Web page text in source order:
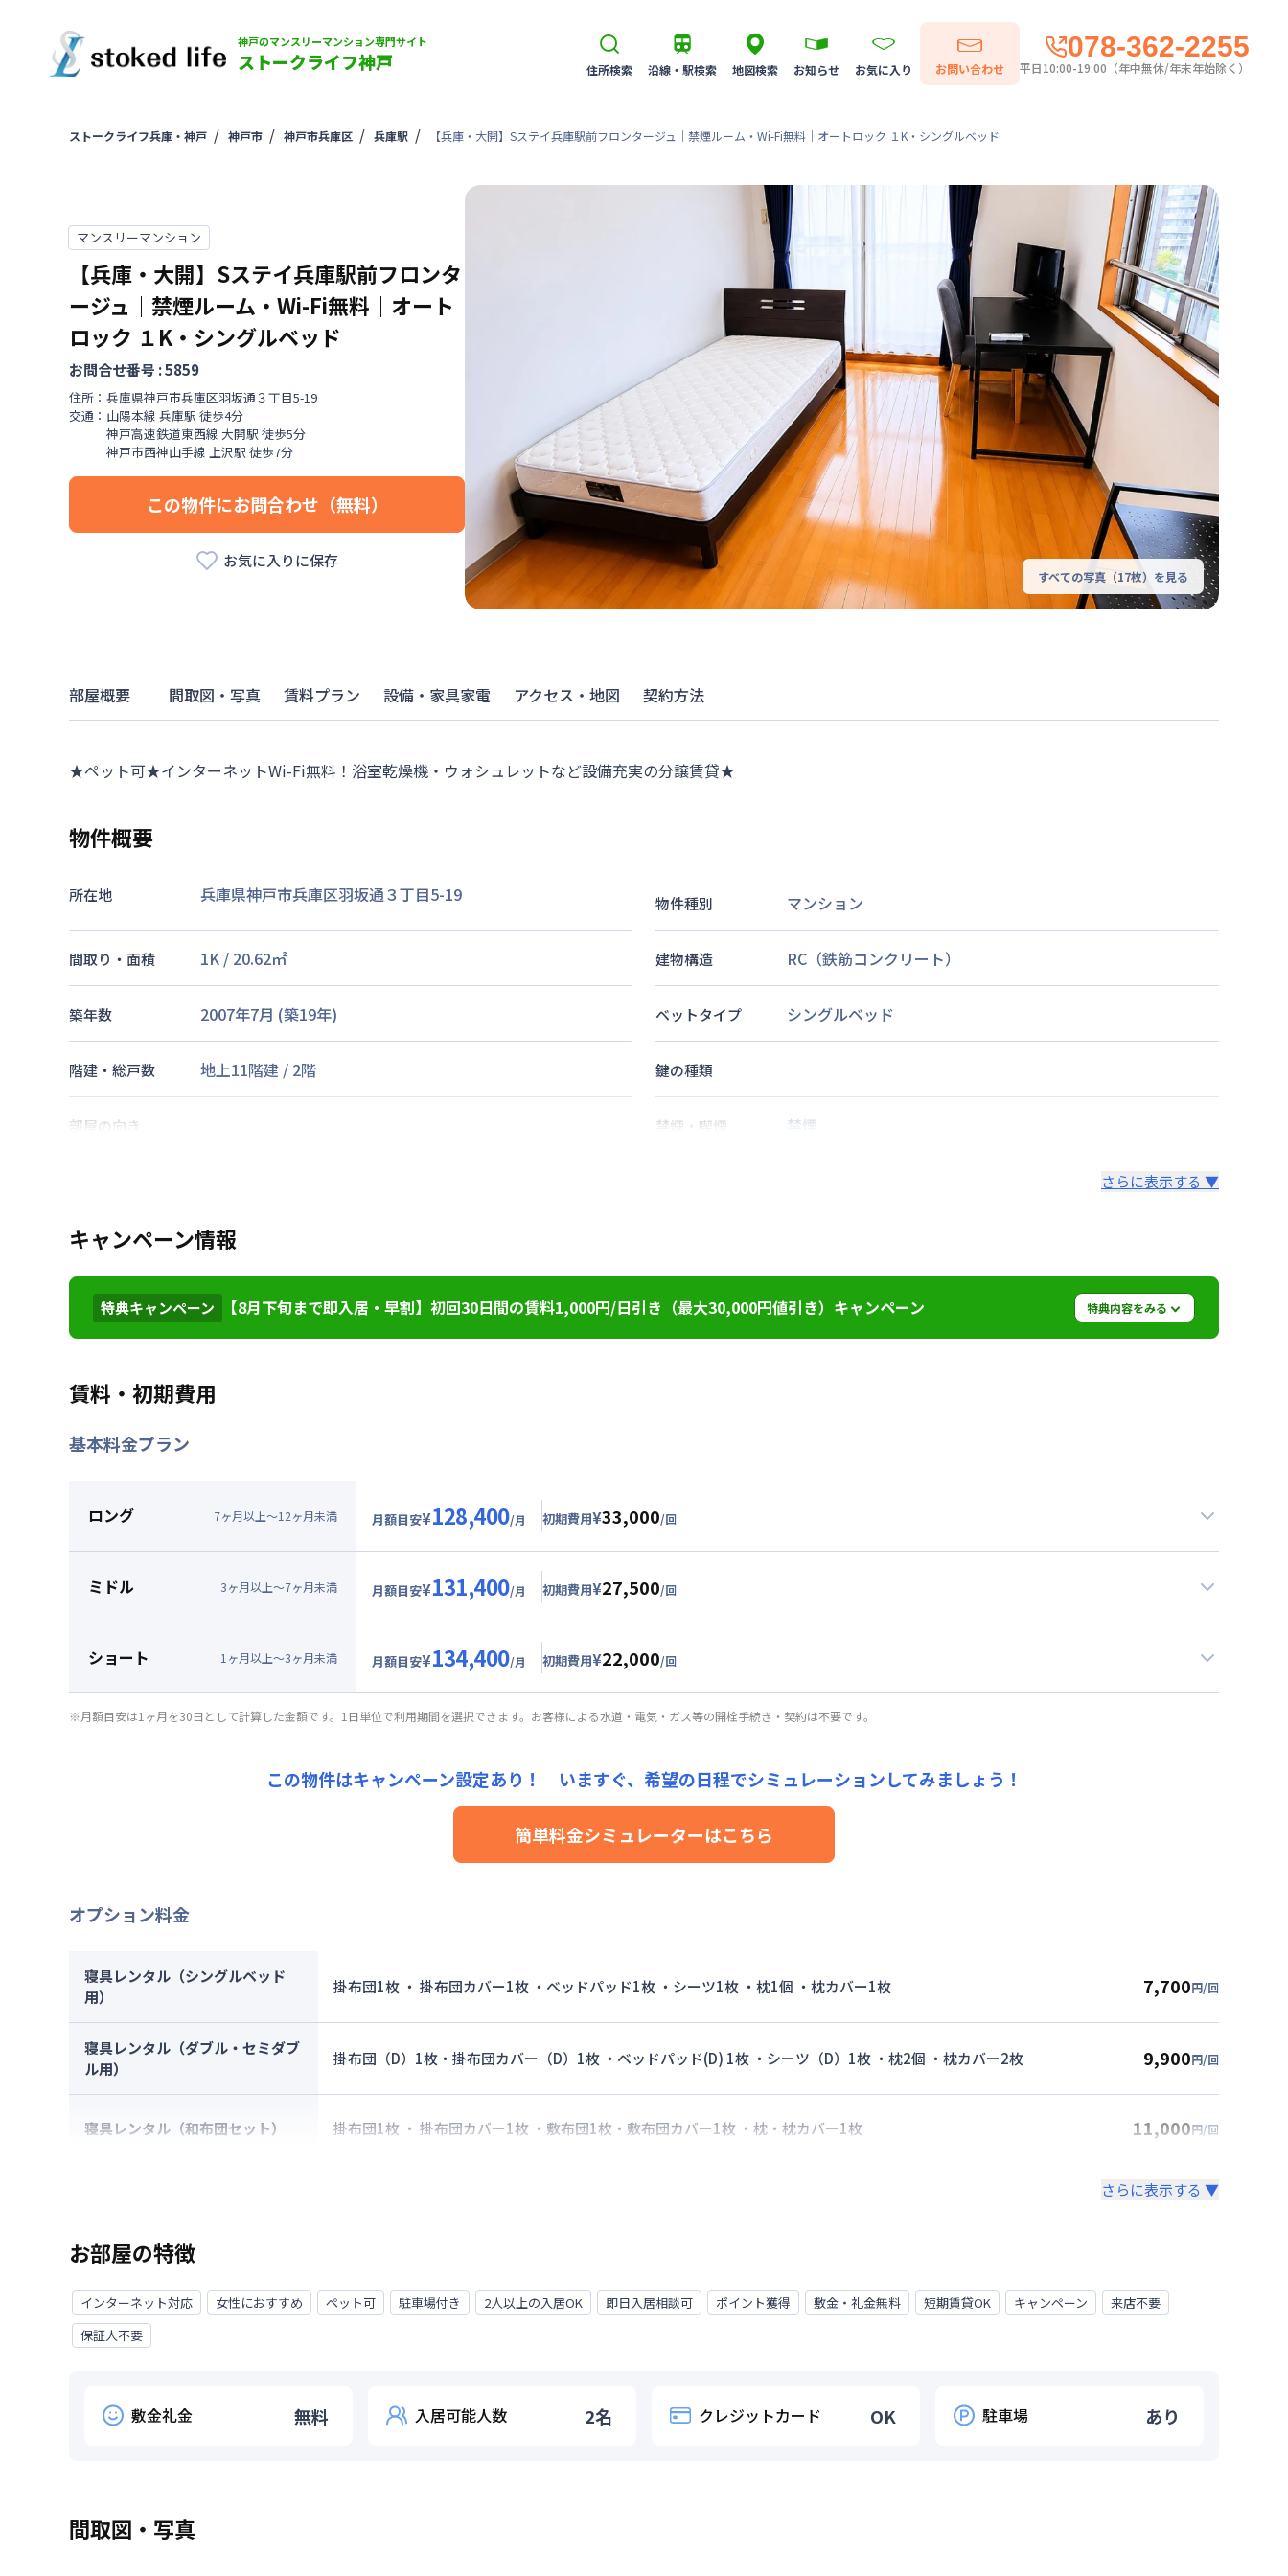
神戸のマンスリーマンション専門サイト
ストークライフ神戸 住所検索 沿線・駅検索 地図検索 お知らせ お気に入り お問い合わせ
078-362-2255
平日10:00-19:00（年中無休/年末年始除く）
ストークライフ兵庫・神戸 神戸市 神戸市兵庫区 兵庫駅 【兵庫・大開】Sステイ兵庫駅前フロンタージュ｜禁煙ルーム・Wi-Fi無料｜オートロック １K・シングルベッド
マンスリーマンション
【兵庫・大開】Sステイ兵庫駅前フロンタ
ージュ｜禁煙ルーム・Wi-Fi無料｜オート
ロック １K・シングルベッド
お問合せ番号 :5859
住所： 兵庫県神戸市兵庫区羽坂通３丁目5-19
交通： 山陽本線 兵庫駅 徒歩4分
神戸高速鉄道東西線 大開駅 徒歩5分
神戸市西神山手線 上沢駅 徒歩7分
この物件にお問合わせ（無料）
お気に入りに保存
すべての写真（17枚）を見る
部屋概要 間取図・写真 賃料プラン 設備・家具家電 アクセス・地図 契約方法
★ペット可★インターネットWi-Fi無料！浴室乾燥機・ウォシュレットなど設備充実の分譲賃貸★
物件概要
所在地 兵庫県神戸市兵庫区羽坂通３丁目5-19 物件種別 マンション
間取り・面積 1K / 20.62㎡ 建物構造 RC（鉄筋コンクリート）
築年数 2007年7月 (築19年) ベットタイプ シングルベッド
階建・総戸数 地上11階建 / 2階 鍵の種類
部屋の向き 禁煙・喫煙 禁煙
駐車場 あり(空き要確認) 次回更新日 情報更新日より14日以内
情報更新日 2026年7月23日
さらに表示する ▼
キャンペーン情報
特典キャンペーン 【8月下旬まで即入居・早割】初回30日間の賃料1,000円/日引き（最大30,000円値引き）キャンペーン 特典内容をみる
利用条件
お部屋が無くなり次第終了します。
賃料・初期費用
基本料金プラン
ロング 7ヶ月以上～12ヶ月未満 月額目安¥128,400/月 初期費用¥33,000/回
賃料：78,000円/月 (2,600円/日)
その他費用詳細料金
24,000円/月 (800円/日)
契約事務手数料： 5,000円/回（税抜）
ミドル 3ヶ月以上～7ヶ月未満 月額目安¥131,400/月 初期費用¥27,500/回
賃料：81,000円/月 (2,700円/日)
その他費用詳細料金
初期費用詳細料金
契約事務手数料 ：5,000
ショート 1 ヶ月以上～3ヶ月未満 月額目安¥134,400/月 初期費用¥22,000/回
賃料：84,000円/月 (2,800円/日)
清掃料：15,000円/回 (税抜)
契約事務手数料：5,000円/回（税抜）
※月額目安は1ヶ月を30日として計算した金額です。1日単位で利用期間を選択できます。お客様による水道・電気・ガス等の開栓手続き・契約は不要です。
この物件はキャンペーン設定あり！ いますぐ、 希望の日程でシミュレーションしてみましょう！
簡単料金シミュレーターはこちら
オプション料金
寝具レンタル（シングルベッド
用）
掛布団1枚 ・ 掛布団カバー1枚 ・ベッドパッド1枚 ・シーツ1枚 ・枕1個 ・枕カバー1枚 7,700円/回
寝具レンタル（ダブル・セミダブ
ル用）
掛布団（D）1枚・掛布団カバー（D）1枚 ・ベッドパッド(D) 1枚 ・シーツ（D）1枚 ・枕2個 ・枕カバー2枚 9,900円/回
寝具レンタル（和布団セット） 掛布団1枚 ・ 掛布団カバー1枚 ・敷布団1枚・敷布団カバー1枚 ・枕・枕カバー1枚 11,000円/回
さらに表示する ▼
お部屋の特徴
インターネット対応 女性におすすめ ペット可 駐車場付き 2人以上の入居OK 即日入居相談可 ポイント獲得 敷金・礼金無料 短期賃貸OK キャンペーン
来店不要
保証人不要
敷金礼金 無料 入居可能人数 2名 クレジットカード OK 駐車場 あり
間取図・写真